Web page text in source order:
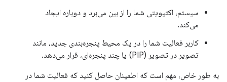
سیستم، اکتیویتی شما را از بین می‌برد و دوباره ایجاد
می‌کند.
کاربر فعالیت شما را در یک محیط پنجره‌بندی جدید، مانند
تصویر در تصویر (PIP) یا چند پنجره‌ای، قرار می‌دهد.
به طور خاص، مهم است که اطمینان حاصل کنید که فعالیت شما در